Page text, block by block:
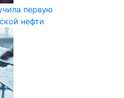
первую
нефти